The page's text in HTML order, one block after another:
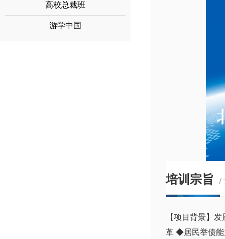
高校总裁班
游学中国
培训宗旨 /
【项目背景】
革 ◆居民举债